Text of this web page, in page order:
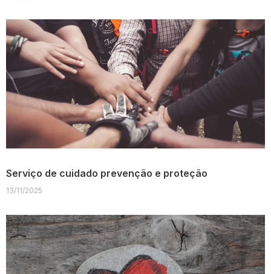
Serviço de cuidado prevenção e proteção
13/11/2025